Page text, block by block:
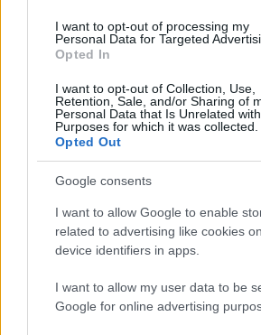
I want to opt-out of processing my
Personal Data for Targeted
Opted In
I want to opt-out of Collection, Use,
Retention, Sale, and/or Sharing of
Personal Data that Is Unrelated
Purposes for which it was collected.
Opted Out
Google consents
I want to allow Google to enable
related to advertising like cookies
device identifiers in apps.
I want to allow my user data to be
Google for online advertising
Βασικός κανόνας του προγράμματος
διατηρεί μόνιμα στην κατοχή του
των κατοικιών που θα
Το ποσοστό αυτό δεν θα διατίθεται
χρήση.